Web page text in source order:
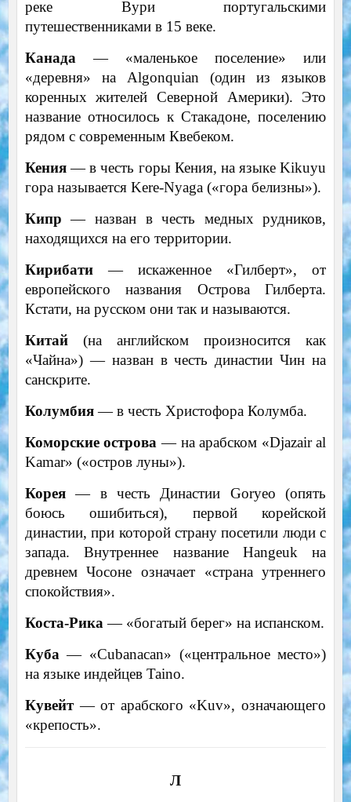
реке Вури португальскими
путешественниками в 15 веке.
Канада — «маленькое поселение» или
«деревня» на Algonquian (один из языков
коренных жителей Северной Америки). Это
название относилось к Стакадоне, поселению
рядом с современным Квебеком.
Кения— в честь горы Кения, на языке Kikuyu
гора называется Kere-Nyaga («гора белизны»).
Кипр — назван в честь медных рудников,
находящихся на его территории.
Кирибати— искаженное «Гилберт», от
европейского названия Острова Гилберта.
Кстати, на русском они так и называются.
Китай(на английском произносится как
«Чайна») — назван в честь династии Чин на
санскрите.
Колумбия— в честь Христофора Колумба.
Коморские острова — на арабском «Djazair al
Kamar» («остров луны»).
Корея— в честь Династии Goryeo (опять
боюсь ошибиться), первой корейской
династии, при которой страну посетили люди с
запада. Внутреннее название Hangeuk на
древнем Чосоне означает «страна утреннего
спокойствия».
Коста-Рика — «богатый берег» на испанском.
Куба — «Cubanacan» («центральное место»)
на языке индейцев Taino.
Кувейт— от арабского «Kuv», означающего
«крепость».
Л